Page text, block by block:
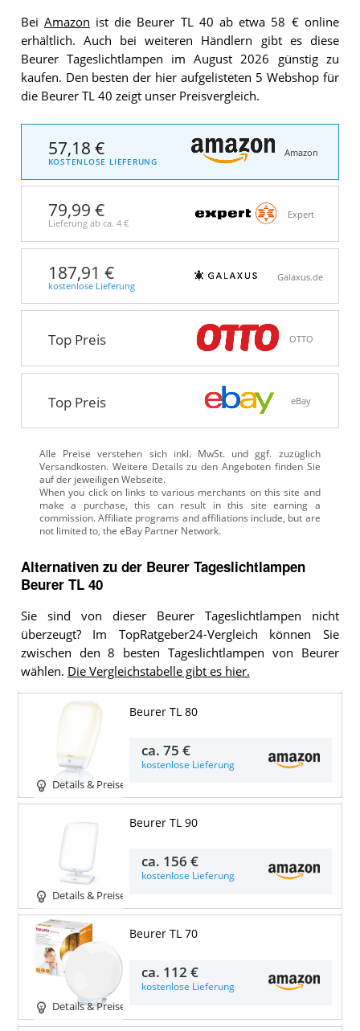
Bei Amazon ist die Beurer TL 40 ab etwa 58 € online
erhältlich. Auch bei weiteren Händlern gibt es diese
Beurer Tageslichtlampen im August 2026 günstig zu
kaufen. Den besten der hier aufgelisteten 5 Webshop für
die Beurer TL 40 zeigt unser Preisvergleich.
57,18 €
KOSTENLOSE LIEFERUNG
Amazon
79,99 €
Lieferung ab ca. 4 €
Expert
187,91 €
kostenlose Lieferung
Galaxus.de
Top Preis OTTO
Top Preis eBay
Alle Preise verstehen sich inkl. MwSt. und ggf. zuzüglich
Versandkosten. Weitere Details zu den Angeboten finden Sie
auf der jeweiligen Webseite.
Alternativen zu der Beurer Tageslichtlampen
Beurer TL 40
Sie sind von dieser Beurer Tageslichtlampen nicht
überzeugt? Im TopRatgeber24-Vergleich können Sie
zwischen den 8 besten Tageslichtlampen von Beurer
wählen. Die Vergleichstabelle gibt es hier.
Details & Preise
Beurer TL 80
ca.75 €
kostenlose Lieferung
Details & Preise
Beurer TL 90
ca. 156 €
kostenlose Lieferung
Details & Preise
Beurer TL 70
ca. 112 €
kostenlose Lieferung